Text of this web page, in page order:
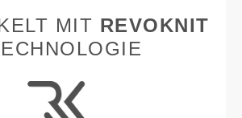
MIT REVOKNIT